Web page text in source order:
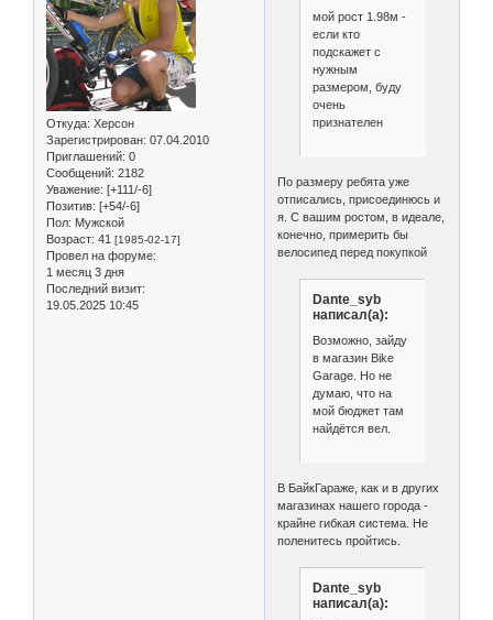
Откуда: Херсон
Зарегистрирован: 07.04.2010
Приглашений: 0
Сообщений: 2182
Уважение: [+111/-6]
Позитив: [+54/-6]
Пол: Мужской
Возраст: 41 [1985-02-17]
Провел на форуме:
1 месяц 3 дня
Последний визит:
19.05.2025 10:45
мой рост 1.98м -
если кто
подскажет с
нужным
размером, буду
очень
признателен
По размеру ребята уже
отписались, присоединюсь и
я. С вашим ростом, в идеале,
конечно, примерить бы
велосипед перед покупкой
Dante_syb
написал(а):
Возможно, зайду
в магазин Bike
Garage. Но не
думаю, что на
мой бюджет там
найдётся вел.
В БайкГараже, как и в других
магазинах нашего города -
крайне гибкая система. Не
поленитесь пройтись.
Dante_syb
написал(а):